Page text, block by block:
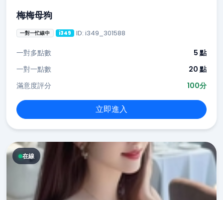
梅梅母狗
一對一忙線中 i349 ID: i349_301588
一對多點數
5 點
一對一點數
20 點
滿意度評分
100分
立即進入
在線